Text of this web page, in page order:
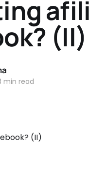
(II)
min read